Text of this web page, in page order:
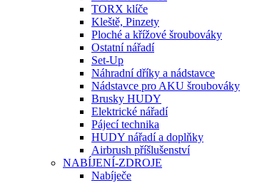
TORX klíče
Kleště, Pinzety
Ploché a křížové šroubováky
Ostatní nářadí
Set-Up
Náhradní dříky a nádstavce
Nádstavce pro AKU šroubováky
Brusky HUDY
Elektrické nářadí
Pájecí technika
HUDY nářadí a doplňky
Airbrush příšlušenství
NABÍJENÍ-ZDROJE
Nabíječe